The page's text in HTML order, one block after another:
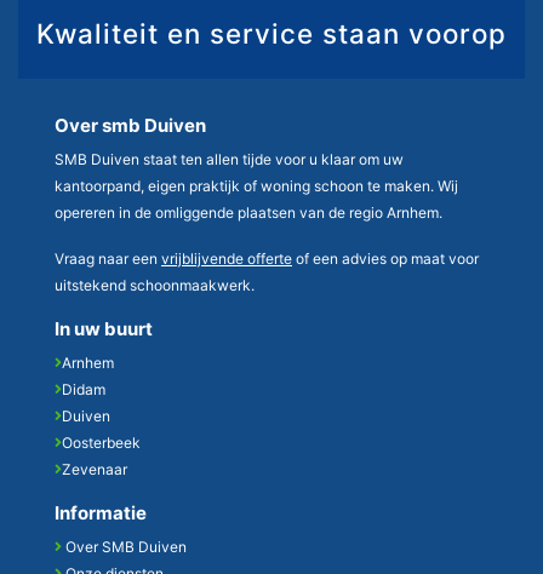
Kwaliteit en service staan voorop
Over smb Duiven
SMB Duiven staat ten allen tijde voor u klaar om uw
kantoorpand, eigen praktijk of woning schoon te maken. Wij
opereren in de omliggende plaatsen van de regio Arnhem.
Vraag naar een vrijblijvende offerte of een advies op maat voor
uitstekend schoonmaakwerk.
In uw buurt
Arnhem
Didam
Duiven
Oosterbeek
Zevenaar
Informatie
Over SMB Duiven